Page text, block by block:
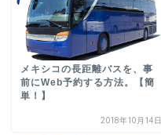
メキシコの長距離バスを、事
前にWeb予約する方法。【簡
単！】
2018年10月14日